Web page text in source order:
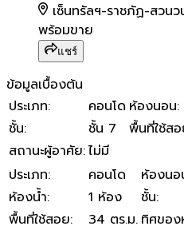
เซ็นทรัลฯ-ราชภัฏ-สวน
พร้อมขาย
แชร์
ข้อมูลเบื้องต้น
ประเภท: คอนโด ห้องนอน:
ชั้น: ชั้น 7 พื้นที่ใช้ส
สถานะผู้อาศัย:ไม่มี
ประเภท: คอนโด ห้องนอ
ห้องน้ำ: 1 ห้อง ชั้น:
พื้นที่ใช้สอย: 34 ตร.ม. ทิศของ